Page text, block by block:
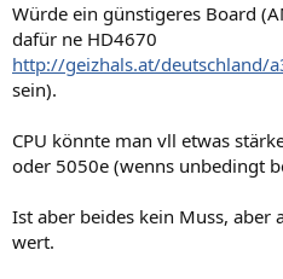
Würde ein günstigeres Board
dafür ne HD4670
http://geizhals.at/deutschland/
sein).
CPU könnte man vll etwas
oder 5050e (wenns unbedingt
Ist aber beides kein Muss, aber
wert.